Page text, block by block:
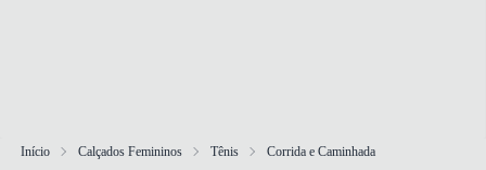
Início Calçados Femininos Tênis
Corrida e Caminhada